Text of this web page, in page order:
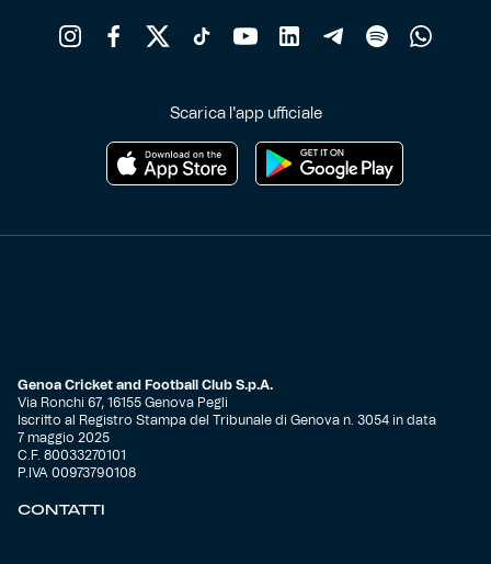
Scarica l'app ufficiale
Genoa Cricket and Football Club S.p.A.
Via Ronchi 67, 16155 Genova Pegli
Iscritto al Registro Stampa del Tribunale di Genova n. 3054 in data
7 maggio 2025
C.F. 80033270101
P.IVA 00973790108
CONTATTI